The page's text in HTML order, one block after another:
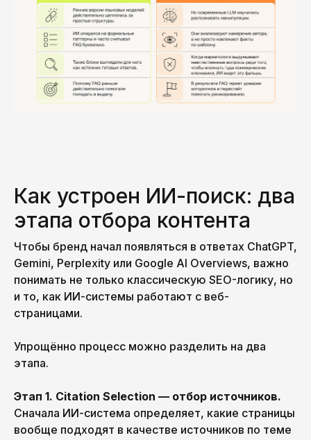
Как устроен ИИ-поиск: два
этапа отбора контента
Чтобы бренд начал появляться в ответах ChatGPT,
Gemini, Perplexity или Google AI Overviews, важно
понимать не только классическую SEO-логику, но
и то, как ИИ-системы работают с веб-
страницами.
Упрощённо процесс можно разделить на два
этапа.
Этап 1. Citation Selection — отбор источников.
Сначала ИИ-система определяет, какие страницы
вообще подходят в качестве источников по теме